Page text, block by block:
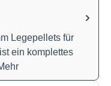
Legepellets für
ein komplettes